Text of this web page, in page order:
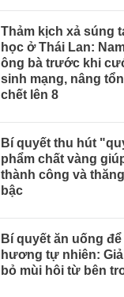
Thảm kịch xả súng
học ở Thái Lan:
ông bà trước khi
sinh mạng, nâng
chết lên 8
Bí quyết thu hút
phẩm chất vàng
thành công và
bậc
Bí quyết ăn uống
hương tự nhiên:
bỏ mùi hôi từ bên